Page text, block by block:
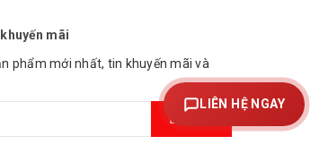
mãi
phẩm mới nhất, tin khuyến mãi và
Đăng ký
LIÊN HỆ NGAY